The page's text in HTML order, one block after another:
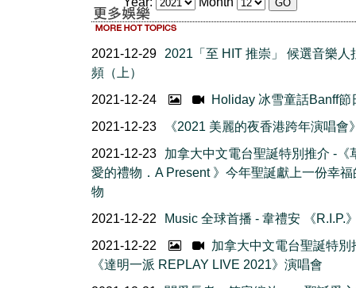
2021-12-29
2021「至 HIT 推崇」 候選音樂人
頻（上）
2021-12-24
Holiday 冰雪童話Banff節
2021-12-23
《2021 美麗的夜香港跨年演唱會
2021-12-23
加拿大中文電台聖誕特別推介 -《
愛的禮物．A Present 》今年聖誕獻上一份幸福
物
2021-12-22
Music 全球首播 - 韋禮安 《R.I.P.
2021-12-22
加拿大中文電台聖誕特別
《達明一派 REPLAY LIVE 2021》演唱會